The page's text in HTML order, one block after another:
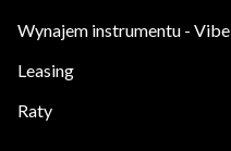
Wynajem instrumentu - Vibe
Leasing
Raty